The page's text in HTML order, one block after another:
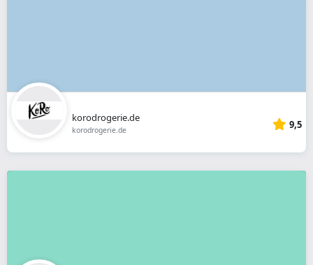
korodrogerie.de
korodrogerie.de 9,5